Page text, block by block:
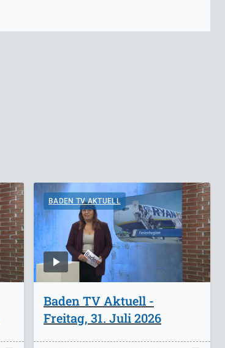
BADEN TV AKTUELL
Baden TV Aktuell -
Freitag, 31. Juli 2026